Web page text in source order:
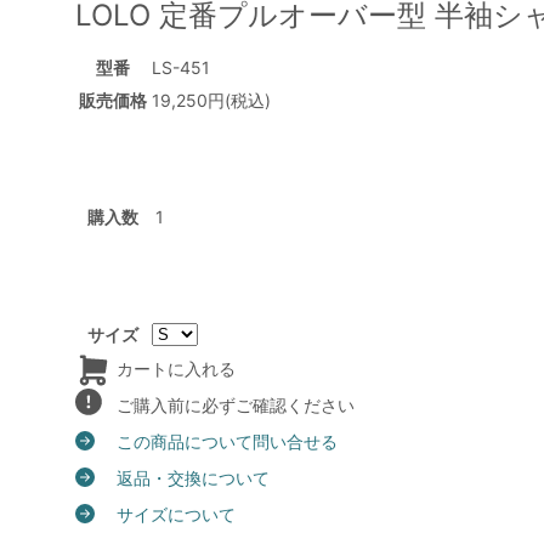
LOLO 定番プルオーバー型 半袖シ
型番
LS-451
販売価格 19,250円(税込)
購入数
サイズ
カートに入れる
ご購入前に必ずご確認ください
この商品について問い合せる
返品・交換について
サイズについて